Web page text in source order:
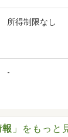
所得制限なし
-
」をもっと